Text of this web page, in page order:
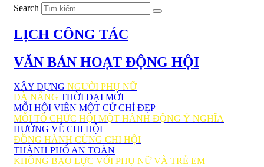
Search
LỊCH CÔNG TÁC
VĂN BẢN HOẠT ĐỘNG HỘI
XÂY DỰNG NGƯỜI PHỤ NỮ
ĐÀ NẴNG THỜI ĐẠI MỚI
MỖI HỘI VIÊN MỘT CỬ CHỈ ĐẸP
MỖI TỔ CHỨC HỘI MỘT HÀNH ĐỘNG Ý NGHĨA
HƯỚNG VỀ CHI HỘI
ĐỒNG HÀNH CÙNG CHI HỘI
THÀNH PHỐ AN TOÀN
KHÔNG BẠO LỰC VỚI PHỤ NỮ VÀ TRẺ EM